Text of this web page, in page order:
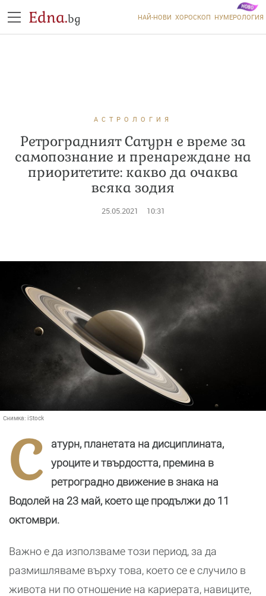
Edna.bg НАЙ-НОВИ ХОРОСКОП НУМЕРОЛОГИЯ
АСТРОЛОГИЯ
Ретроградният Сатурн е време за
самопознание и пренареждане на
приоритетите: какво да очаква
всяка зодия
25.05.2021 10:31
Снимка: iStock
С
атурн, планетата на дисциплината,
уроците и твърдостта, премина в
ретроградно движение в знака на
Водолей на 23 май, което ще продължи до 11
октомври.
Важно е да използваме този период, за да
размишляваме върху това, което се е случило в
живота ни по отношение на кариерата, навиците,